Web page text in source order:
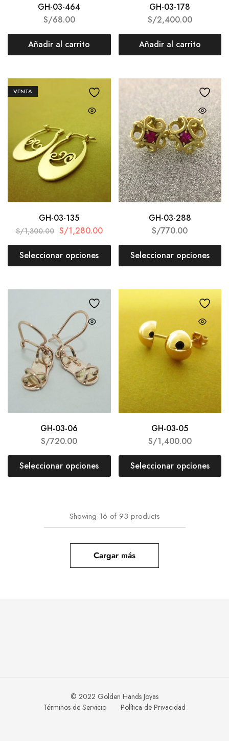
GH-03-464
S/68.00
Añadir al carrito
GH-03-178
S/2,400.00
Añadir al carrito
VENTA
GH-03-135
S/1,300.00 S/1,280.00
Seleccionar opciones
GH-03-288
S/770.00
Seleccionar opciones
GH-03-06
S/720.00
Seleccionar opciones
GH-03-05
S/1,400.00
Seleccionar opciones
Showing 16 of 93 products
Cargar más
© 2022 Golden Hands Joyas
Términos de Servicio
Política de Privacidad